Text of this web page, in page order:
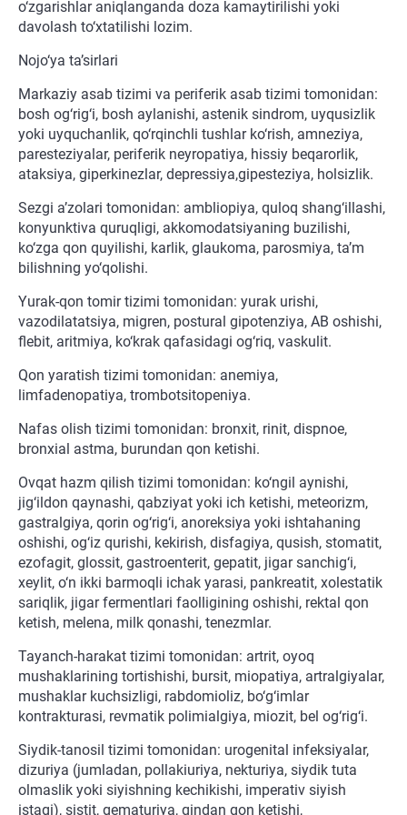
o‘zgarishlar aniqlanganda doza kamaytirilishi yoki
davolash to‘xtatilishi lozim.
Nojo‘ya ta’sirlari
Markaziy asab tizimi va periferik asab tizimi tomonidan:
bosh og‘rig‘i, bosh aylanishi, astenik sindrom, uyqusizlik
yoki uyquchanlik, qo‘rqinchli tushlar ko‘rish, amneziya,
paresteziyalar, periferik neyropatiya, hissiy beqarorlik,
ataksiya, giperkinezlar, depressiya,gipesteziya, holsizlik.
Sezgi a’zolari tomonidan: ambliopiya, quloq shang‘illashi,
konyunktiva quruqligi, akkomodatsiyaning buzilishi,
ko‘zga qon quyilishi, karlik, glaukoma, parosmiya, ta’m
bilishning yo‘qolishi.
Yurak-qon tomir tizimi tomonidan: yurak urishi,
vazodilatatsiya, migren, postural gipotenziya, AB oshishi,
flebit, aritmiya, ko‘krak qafasidagi og‘riq, vaskulit.
Qon yaratish tizimi tomonidan: anemiya,
limfadenopatiya, trombotsitopeniya.
Nafas olish tizimi tomonidan: bronxit, rinit, dispnoe,
bronxial astma, burundan qon ketishi.
Ovqat hazm qilish tizimi tomonidan: ko‘ngil aynishi,
jig‘ildon qaynashi, qabziyat yoki ich ketishi, meteorizm,
gastralgiya, qorin og‘rig‘i, anoreksiya yoki ishtahaning
oshishi, og‘iz qurishi, kekirish, disfagiya, qusish, stomatit,
ezofagit, glossit, gastroenterit, gepatit, jigar sanchig‘i,
xeylit, o‘n ikki barmoqli ichak yarasi, pankreatit, xolestatik
sariqlik, jigar fermentlari faolligining oshishi, rektal qon
ketish, melena, milk qonashi, tenezmlar.
Tayanch-harakat tizimi tomonidan: artrit, oyoq
mushaklarining tortishishi, bursit, miopatiya, artralgiyalar,
mushaklar kuchsizligi, rabdomioliz, bo‘g‘imlar
kontrakturasi, revmatik polimialgiya, miozit, bel og‘rig‘i.
Siydik-tanosil tizimi tomonidan: urogenital infeksiyalar,
dizuriya (jumladan, pollakiuriya, nekturiya, siydik tuta
olmaslik yoki siyishning kechikishi, imperativ siyish
istagi), sistit, gematuriya, qindan qon ketishi,